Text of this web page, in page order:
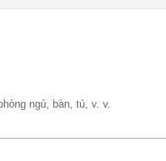
ngủ, bàn, tủ, v. v.